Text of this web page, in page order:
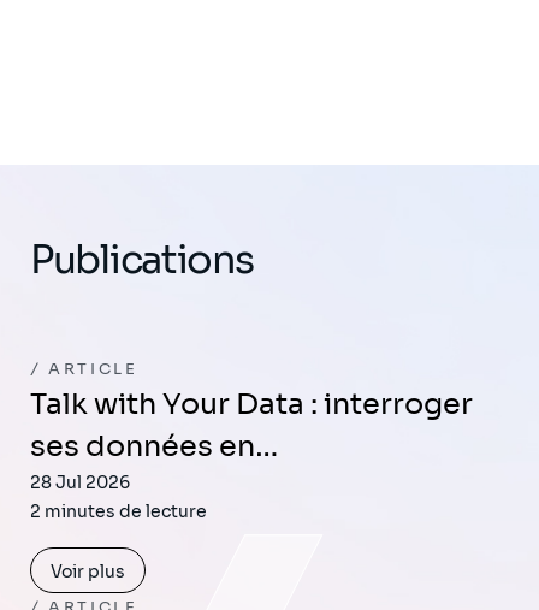
Publications
ARTICLE
Talk with Your Data : interroger
ses données en…
28 Jul 2026
2 minutes de lecture
Voir plus